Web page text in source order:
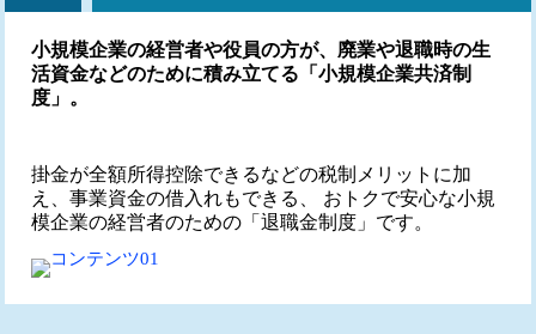
小規模企業の経営者や役員の方が、廃業や退職時の生
活資金などのために積み立てる「小規模企業共済制
度」。
掛金が全額所得控除できるなどの税制メリットに加
え、事業資金の借入れもできる、 おトクで安心な小規
模企業の経営者のための「退職金制度」です。